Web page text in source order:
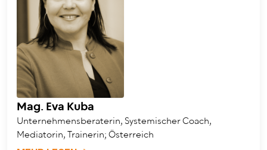
Mag. Eva Kuba
Unternehmensberaterin, Systemischer Coach,
Mediatorin, Trainerin; Österreich